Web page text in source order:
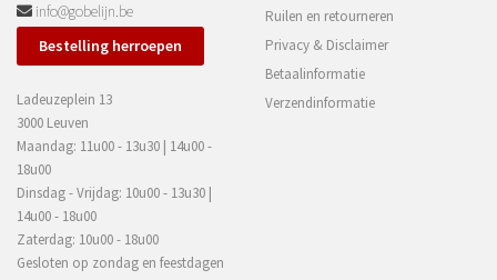
info@gobelijn.be
Bestelling herroepen
Ladeuzeplein 13
3000 Leuven
Maandag: 11u00 - 13u30 | 14u00 -
18u00
Dinsdag - Vrijdag: 10u00 - 13u30 |
14u00 - 18u00
Zaterdag: 10u00 - 18u00
Gesloten op zondag en feestdagen
Ruilen en retourneren
Privacy & Disclaimer
Betaalinformatie
Verzendinformatie